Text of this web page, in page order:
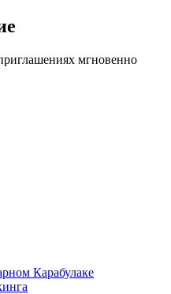
мгновенно
Карабулаке